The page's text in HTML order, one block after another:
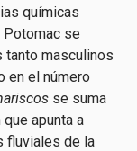
químicas
Potomac se
tanto masculinos
en el número
se suma
apunta a
fluviales de la